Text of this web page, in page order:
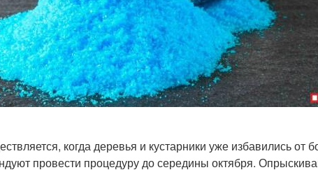
когда деревья и кустарники уже избавились от
провести процедуру до середины октября.